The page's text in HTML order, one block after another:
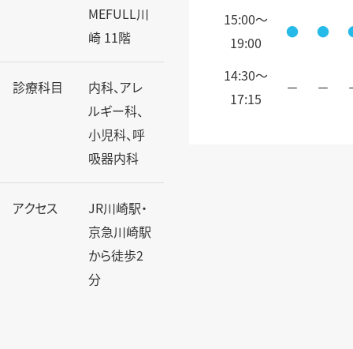
MEFULL川
崎 11階
診療科目
内科、アレ
ルギー科、
小児科、呼
吸器内科
アクセス
JR川崎駅・
京急川崎駅
から徒歩2
分
15:00～
19:00
● ●
14:30〜
17:15
－ －